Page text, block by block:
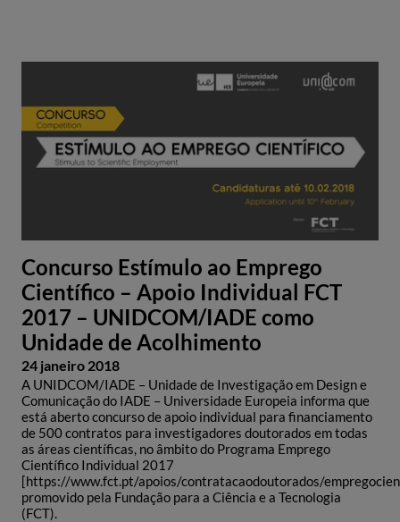
Concurso Estímulo ao Emprego
Científico – Apoio Individual FCT
2017 – UNIDCOM/IADE como
Unidade de Acolhimento
24 janeiro 2018
A UNIDCOM/IADE – Unidade de Investigação em Design e
Comunicação do IADE – Universidade Europeia informa que
está aberto concurso de apoio individual para financiamento
de 500 contratos para investigadores doutorados em todas
as áreas científicas, no âmbito do Programa Emprego
Científico Individual 2017
[https://www.fct.pt/apoios/contratacaodoutorados/
promovido pela Fundação para a Ciência e a Tecnologia
(FCT).